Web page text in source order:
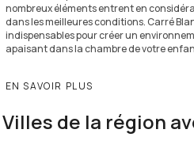
nombreux éléments entrent en
dans les meilleures conditions. Carré
indispensables pour créer un
apaisant dans la chambre de votre
EN SAVOIR PLUS
Villes de la région